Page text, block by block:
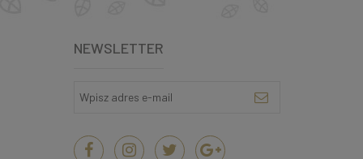
NEWSLETTER